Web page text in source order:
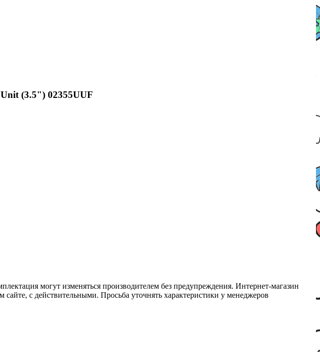
(3.5") 02355UUF
могут изменяться производителем без предупреждения. Интернет-магазин
сайте, с действительными. Просьба уточнять характеристики у менеджеров